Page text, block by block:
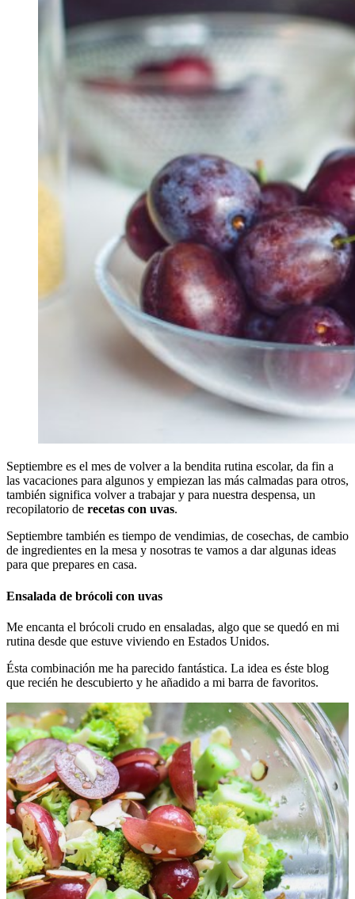
Septiembre es el mes de volver a la bendita rutina escolar, da fin a
las vacaciones para algunos y empiezan las más calmadas para otros,
también significa volver a trabajar y para nuestra despensa, un
recopilatorio de recetas con uvas.
Septiembre también es tiempo de vendimias, de cosechas, de cambio
de ingredientes en la mesa y nosotras te vamos a dar algunas ideas
para que prepares en casa.
Ensalada de brócoli con uvas
Me encanta el brócoli crudo en ensaladas, algo que se quedó en mi
rutina desde que estuve viviendo en Estados Unidos.
Ésta combinación me ha parecido fantástica. La idea es éste blog
que recién he descubierto y he añadido a mi barra de favoritos.